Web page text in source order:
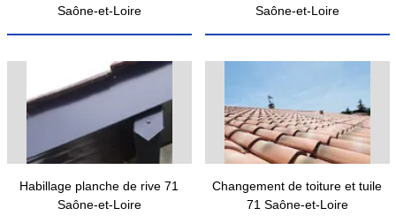
Saône-et-Loire
Saône-et-Loire
Habillage planche de rive 71
Saône-et-Loire
Changement de toiture et tuile
71 Saône-et-Loire